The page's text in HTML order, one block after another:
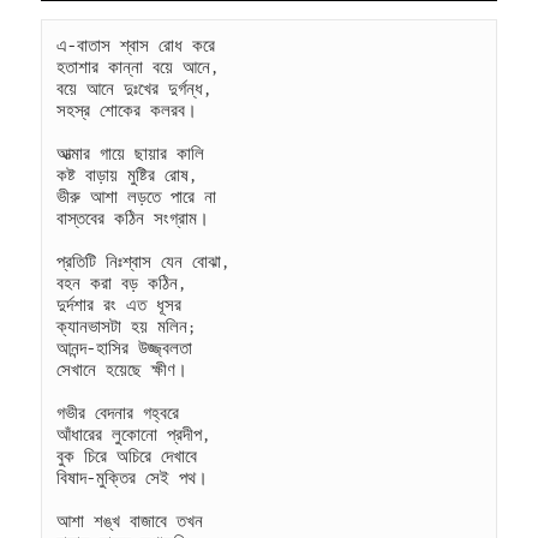
এ-বাতাস শ্বাস রোধ করে
হতাশার কান্না বয়ে আনে,
বয়ে আনে দুঃখের দুর্গন্ধ,
সহস্র শোকের কলরব।
আত্মার গায়ে ছায়ার কালি
কষ্ট বাড়ায় মুষ্টির রোষ,
ভীরু আশা লড়তে পারে না
বাস্তবের কঠিন সংগ্রাম।
প্রতিটি নিঃশ্বাস যেন বোঝা,
বহন করা বড় কঠিন,
দুর্দশার রং এত ধূসর
ক্যানভাসটা হয় মলিন;
আনন্দ-হাসির উজ্জ্বলতা
সেখানে হয়েছে ক্ষীণ।
গভীর বেদনার গহ্বরে
আঁধারের লুকোনো প্রদীপ,
বুক চিরে অচিরে দেখাবে
বিষাদ-মুক্তির সেই পথ।
আশা শঙ্খ বাজাবে তখন